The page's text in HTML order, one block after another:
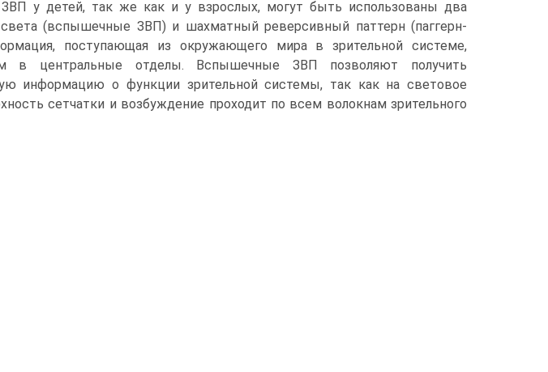
ЗВП у детей, так же как и у взрослых, могут быть использованы два
(вспышечные ЗВП) и шахматный реверсивный паттерн (паггерн-
поступающая из окружающего мира в зрительной системе,
в центральные отделы. Вспышечные ЗВП позволяют получить
информацию о функции зрительной системы, так как на световое
сетчатки и возбуждение проходит по всем волокнам зрительного